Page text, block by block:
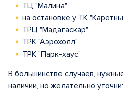
ТЦ "Малина"
на остановке у ТК
ТРЦ "Мадагаскар"
ТРК "Аэрохолл"
ТРК "Парк-хаус"
В большинстве случаев,
наличии, но желательно